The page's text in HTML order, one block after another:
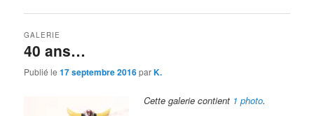
40 ans…
GALERIE
Publié le17 septembre 2016parK.
Cette galerie contient 1 photo.